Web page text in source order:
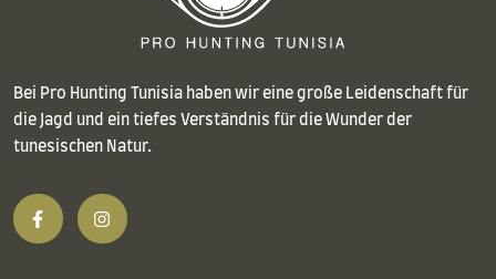
Bei Pro Hunting Tunisia haben wir eine große Leidenschaft für
die Jagd und ein tiefes Verständnis für die Wunder der
tunesischen Natur.